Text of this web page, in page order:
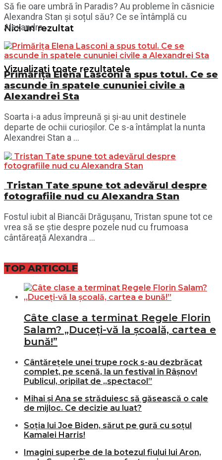
Nici un rezultat
Vizualizați toate rezultatele
Să fie oare umbră în Paradis? Au probleme în căsnicie
Alexandra Stan și soțul său? Ce se întâmplă cu
Alexandra ...
Primărița Elena Lasconi a spus totul. Ce se
ascunde în spatele cununiei civile a
Alexandrei Sta
Soarta i-a adus împreună și și-au unit destinele
departe de ochii curioșilor. Ce s-a întâmplat la nunta
Alexandrei Stan a ...
Tristan Tate spune tot adevărul despre
fotografiile nud cu Alexandra Stan
Fostul iubit al Biancăi Drăgușanu, Tristan spune tot ce
vrea să se știe despre pozele nud cu frumoasa
cântăreață Alexandra ...
TOP ARTICOLE
Câte clase a terminat Regele Florin
Salam? „Duceți-vă la școală, cartea e
bună!”
Cântărețele unei trupe rock s-au dezbrăcat
complet, pe scenă, la un festival în Râșnov!
Publicul, oripilat de „spectacol”
Mihai și Ana se străduiesc să găsească o cale
de mijloc. Ce decizie au luat?
Soția lui Joe Biden, sărut pe gură cu soțul
Kamalei Harris!
Imagini superbe de la botezul fiului lui Aron,